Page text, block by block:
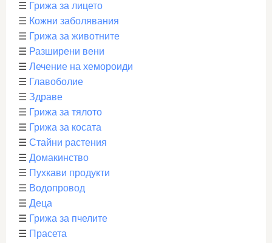
☰ Грижа за лицето
☰ Кожни заболявания
☰ Грижа за животните
☰ Разширени вени
☰ Лечение на хемороиди
☰ Главоболие
☰ Здраве
☰ Грижа за тялото
☰ Грижа за косата
☰ Стайни растения
☰ Домакинство
☰ Пухкави продукти
☰ Водопровод
☰ Деца
☰ Грижа за пчелите
☰ Прасета